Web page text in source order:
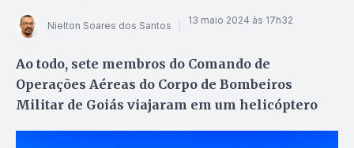
Nielton Soares dos Santos 13 maio 2024 às 17h32
Ao todo, sete membros do Comando de
Operações Aéreas do Corpo de Bombeiros
Militar de Goiás viajaram em um helicóptero